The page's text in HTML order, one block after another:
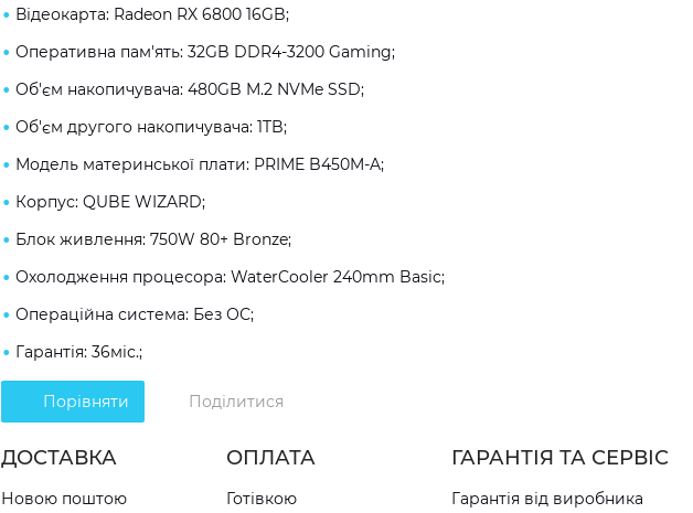
Відеокарта: Radeon RX 6800 16GB;
Оперативна пам'ять: 32GB DDR4-3200 Gaming;
Об'єм накопичувача: 480GB M.2 NVMe SSD;
Об'єм другого накопичувача: 1TB;
Модель материнської плати: PRIME B450M-A;
Корпус: QUBE WIZARD;
Блок живлення: 750W 80+ Bronze;
Охолодження процесора: WaterCooler 240mm Basic;
Операційна система: Без ОС;
Гарантія: 36міс.;
Порівняти Поділитися
ДОСТАВКА
Новою поштою
ОПЛАТА
Готівкою
ГАРАНТІЯ ТА СЕРВІС
Гарантія від виробника